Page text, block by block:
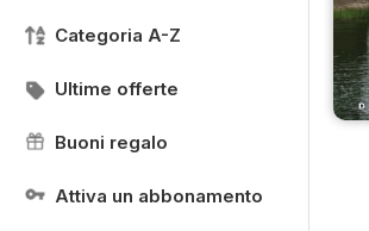
Categoria A-Z
Ultime offerte
Buoni regalo
Attiva un abbonamento